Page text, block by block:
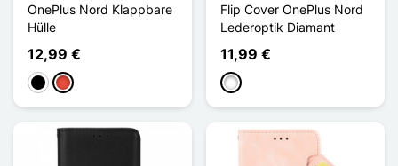
OnePlus Nord Klappbare
Hülle
12,99 €
Schwarz
Rot
Flip Cover OnePlus Nord
Lederoptik Diamant
11,99 €
Weiß